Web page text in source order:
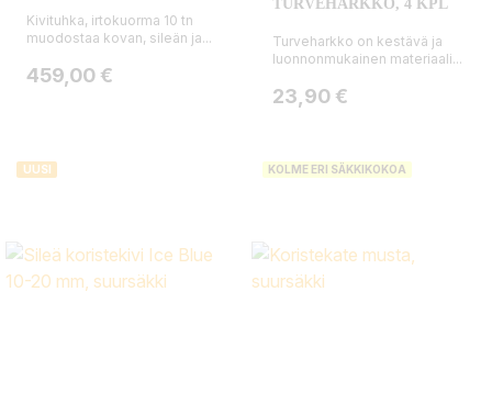
Kivituhka, irtokuorma 10 tn
muodostaa kovan, sileän ja...
Hinta
459,00 €
TURVEHARKKO, 4 KPL
Turveharkko on kestävä ja
luonnonmukainen materiaali...
Hinta
23,90 €
UUSI KOLME ERI SÄKKIKOKOA